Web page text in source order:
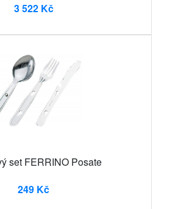
3 522 Kč
set FERRINO Posate
249 Kč